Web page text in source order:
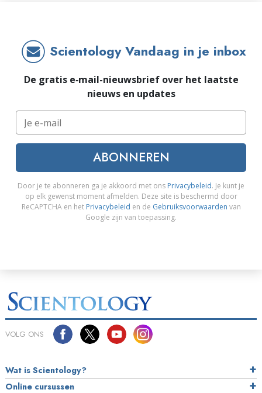
Scientology Vandaag in je inbox
De gratis e‑mail-nieuwsbrief over het laatste
nieuws en updates
ABONNEREN
Door je te abonneren ga je akkoord met ons Privacybeleid. Je kunt je
op elk gewenst moment afmelden. Deze site is beschermd door
ReCAPTCHA en het Privacybeleid en de Gebruiksvoorwaarden van
Google zijn van toepassing.
VOLG ONS
Wat is Scientology?
Online cursussen